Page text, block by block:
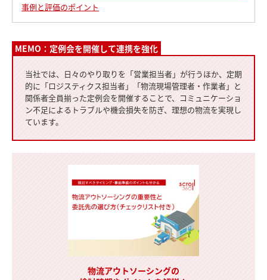
事例と評価のポイント
MEMO：定例会を開催して連携を強化
当社では、日々のやり取りを「営業担当者」が行うほか、定期
的に「ロジスティクス担当者」「物流現場管理者・作業者」と
関係者全員揃った定例会を開催することで、コミュニケーショ
ン不足によるトラブルや機会損失を防ぎ、理想の物流を実現し
ています。
物流アウトソーシングの